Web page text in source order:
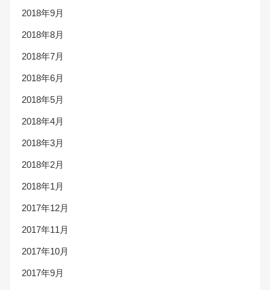
2018年9月
2018年8月
2018年7月
2018年6月
2018年5月
2018年4月
2018年3月
2018年2月
2018年1月
2017年12月
2017年11月
2017年10月
2017年9月